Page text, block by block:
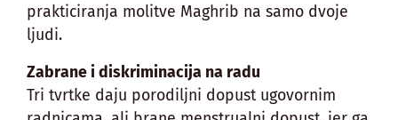
prakticiranja molitve Maghrib na samo dvoje
ljudi.
Zabrane i diskriminacija na radu
Tri tvrtke daju porodiljni dopust ugovornim